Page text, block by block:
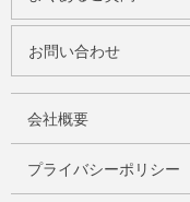
お問い合わせ
会社概要
プライバシーポリシー